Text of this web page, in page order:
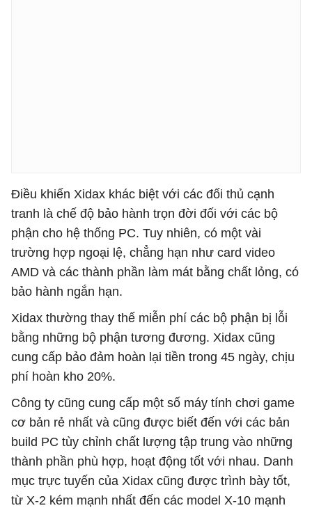
Điều khiến Xidax khác biệt với các đối thủ cạnh
tranh là chế độ bảo hành trọn đời đối với các bộ
phận cho hệ thống PC. Tuy nhiên, có một vài
trường hợp ngoại lệ, chẳng hạn như card video
AMD và các thành phần làm mát bằng chất lỏng, có
bảo hành ngắn hạn.
Xidax thường thay thế miễn phí các bộ phận bị lỗi
bằng những bộ phận tương đương. Xidax cũng
cung cấp bảo đảm hoàn lại tiền trong 45 ngày, chịu
phí hoàn kho 20%.
Công ty cũng cung cấp một số máy tính chơi game
cơ bản rẻ nhất và cũng được biết đến với các bản
build PC tùy chỉnh chất lượng tập trung vào những
thành phần phù hợp, hoạt động tốt với nhau. Danh
mục trực tuyến của Xidax cũng được trình bày tốt,
từ X-2 kém mạnh nhất đến các model X-10 mạnh